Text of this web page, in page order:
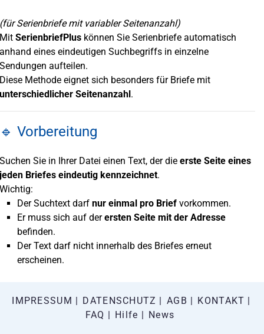
(für Serienbriefe mit variabler Seitenanzahl)
Mit SerienbriefPlus können Sie Serienbriefe automatisch
anhand eines eindeutigen Suchbegriffs in einzelne
Sendungen aufteilen.
Diese Methode eignet sich besonders für Briefe mit
unterschiedlicher Seitenanzahl.
🔹 Vorbereitung
Suchen Sie in Ihrer Datei einen Text, der die erste Seite eines
jeden Briefes eindeutig kennzeichnet.
Wichtig:
Der Suchtext darf nur einmal pro Brief vorkommen.
Er muss sich auf derersten Seite mit der Adresse
befinden.
Der Text darf nicht innerhalb des Briefes erneut
erscheinen.
„Mahnung“ – wenn dieser Begriff ausschließlich auf der
ersten Seite jedes Briefes steht.
IMPRESSUM DATENSCHUTZ AGB
KONTAKT
FAQ
Hilfe News